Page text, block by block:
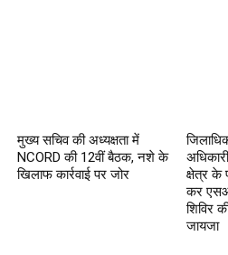
मुख्य सचिव की अध्यक्षता में
NCORD की 12वीं बैठक, नशे के
खिलाफ कार्रवाई पर जोर
क्षेत्र के
कर
शिविर
जायजा